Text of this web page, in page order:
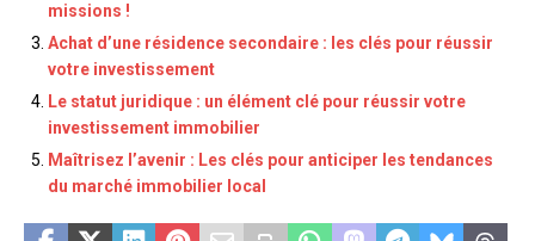
missions !
Achat d’une résidence secondaire : les clés pour réussir
votre investissement
Le statut juridique : un élément clé pour réussir votre
investissement immobilier
Maîtrisez l’avenir : Les clés pour anticiper les tendances
du marché immobilier local